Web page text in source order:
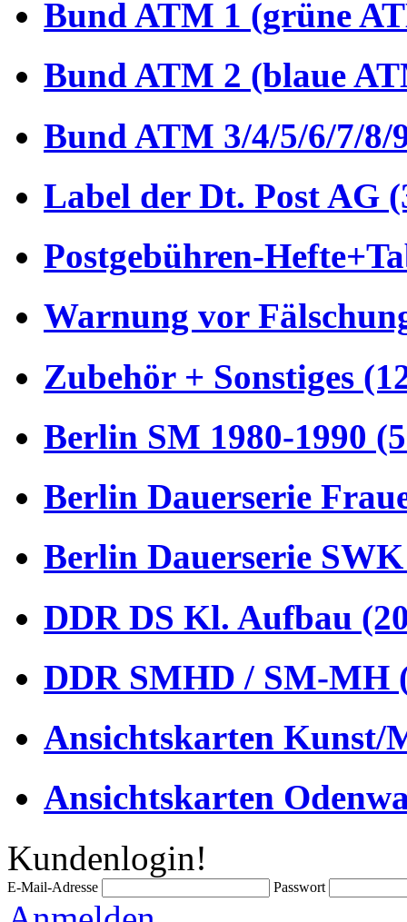
Bund ATM 1 (grüne
Bund ATM 2 (blaue
Bund ATM 3/4/5/6/7/8/
Label der Dt. Post AG
Postgebühren-
Warnung vor
Zubehör + Sonstiges
Berlin SM 1980-1990
Berlin Dauerserie
Berlin Dauerserie
DDR DS Kl. Aufbau
DDR SMHD / SM-MH
Ansichtskarten Kunst/
Ansichtskarten
Kundenlogin!
E-Mail-Adresse Passwort